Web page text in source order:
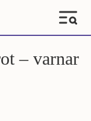
– varnar